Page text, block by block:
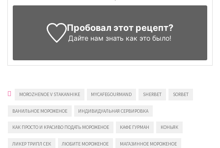
Пробовал этот рецепт?
Дайте нам знать как это было!
MOROZHENOE V STAKANHIKE MYCAFEGOURMAND SHERBET SORBET
ВАНИЛЬНОЕ МОРОЖЕНОЕ ИНДИВИДУАЛЬНАЯ СЕРВИРОВКА
КАК ПРОСТО И КРАСИВО ПОДАТЬ МОРОЖЕНОЕ КАФЕ ГУРМАН КОНЬЯК
ЛИКЕР ТРИПЛ СЕК ЛЮБИТЕ МОРОЖЕНОЕ МАГАЗИННОЕ МОРОЖЕНОЕ